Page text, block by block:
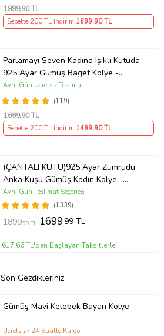
1899,90 TL
Sepette 200 TL İndirim 1699,90 TL
Parlamayı Seven Kadına Işıklı Kutuda
925 Ayar Gümüş Baget Kolye -
Kişiye Özel Fotoğraf Hediye
(119)
Aynı Gün Ücretsiz Teslimat
1699,90 TL
Sepette 200 TL İndirim 1499,90 TL
(ÇANTALI KUTU)925 Ayar Zümrüdü
Anka Kuşu Gümüş Kadın Kolye -
MAVİ
(1339)
Aynı Gün Teslimat Seçeneği
1899,99 TL 1699,99 TL
617,66 TL'den Başlayan Taksitlerle
Son Gezdikleriniz
Gümüş Mavi Kelebek Bayan Kolye
Ücretsiz / 24 Saatte Kargo